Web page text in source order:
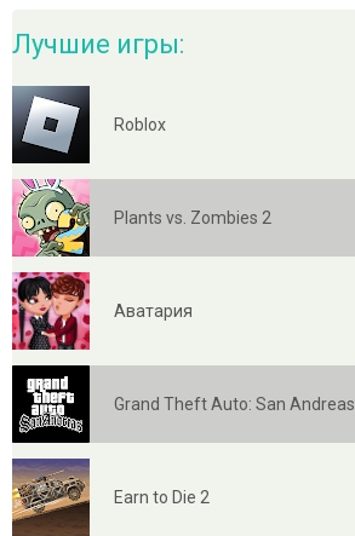
Лучшие игры:
Roblox
Plants vs. Zombies 2
Аватария
Grand Theft Auto: San Andreas
Earn to Die 2